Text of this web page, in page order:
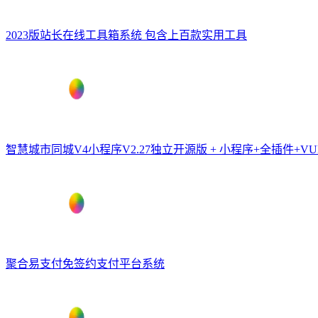
2023版站长在线工具箱系统 包含上百款实用工具
智慧城市同城V4小程序V2.27独立开源版 + 小程序+全插件
聚合易支付免签约支付平台系统